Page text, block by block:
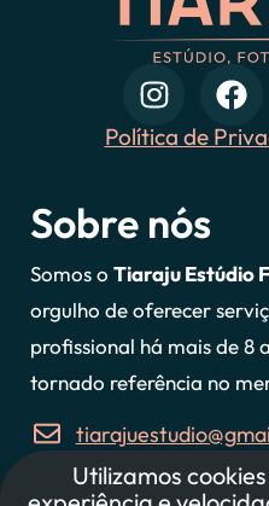
Política de
Sobre nós
Somos o Tiaraju Estúdio
orgulho de oferecer
profissional há mais de 8
tornado referência no
47 997607127
Utilizamos